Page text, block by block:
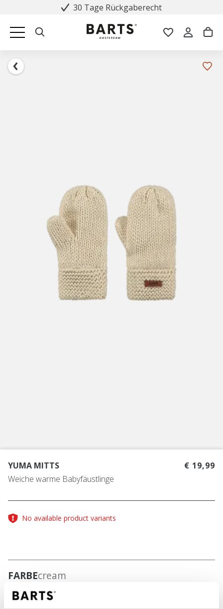
30 Tage Rückgaberecht
YUMA MITTS
Weiche warme Babyfäustlinge
€ 19,99
No available product variants
FARBEcream